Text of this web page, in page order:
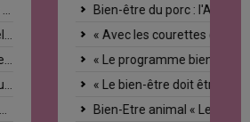
veut faire simple pour être efficace
prêt pour les dix ans à venir », explique cet éleveur allemand
ITW est bénéfique pour les éleveurs allemands »
rentable pour l’éleveur de porc »
reste toujours tenté par le moins cher »